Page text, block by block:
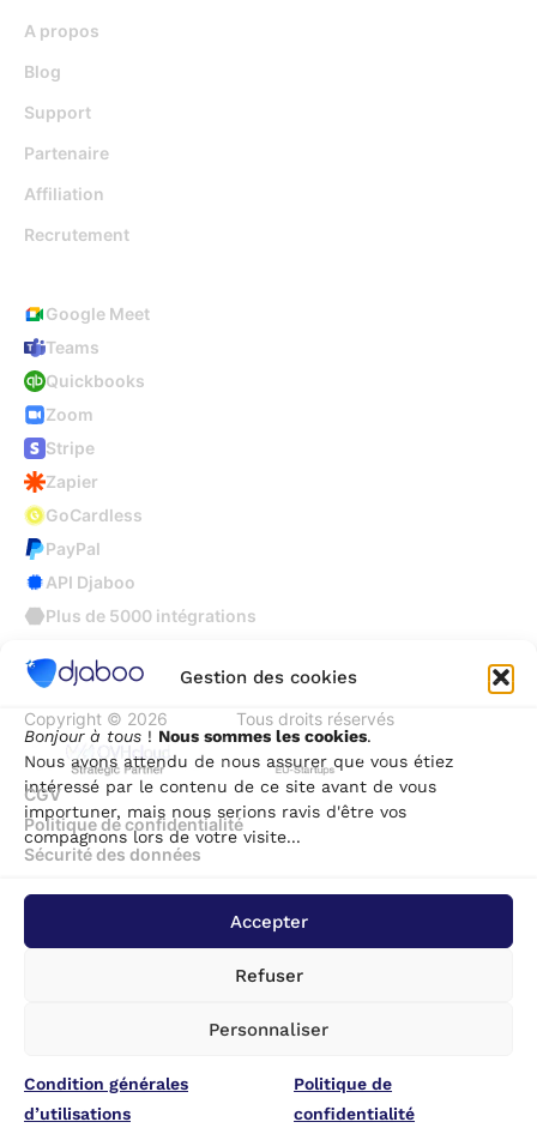
Gestion des cookies
Bonjour à tous ! Nous sommes les cookies.
Nous avons attendu de nous assurer que vous étiez
intéressé par le contenu de ce site avant de vous
importuner, mais nous serions ravis d'être vos
compagnons lors de votre visite...
Accepter
Refuser
Personnaliser
Condition générales
d’utilisations
Politique de
confidentialité
A propos
Blog
Support
Partenaire
Affiliation
Recrutement
Google Meet
Teams
Quickbooks
Zoom
Stripe
Zapier
GoCardless
PayPal
API Djaboo
Plus de 5000 intégrations
Copyright © 2026 Tous droits réservés
CGV
Politique de confidentialité
Sécurité des données